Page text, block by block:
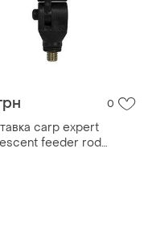
0
carp expert
feeder rod